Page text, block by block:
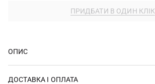
ПРИДБАТИ В ОДИН КЛІК
ОПИС
ДОСТАВКА І ОПЛАТА